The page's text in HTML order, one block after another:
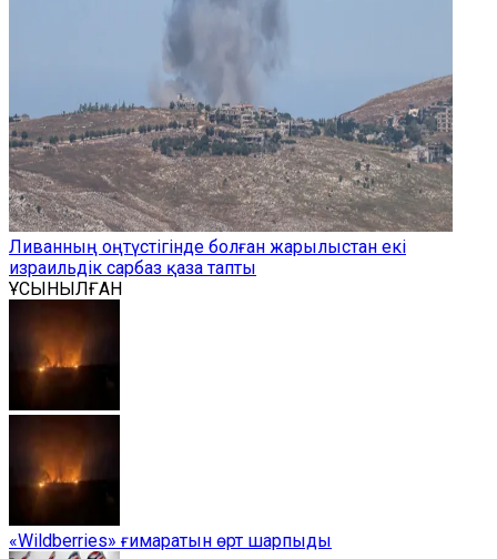
Ливанның оңтүстігінде болған жарылыстан екі
израильдік сарбаз қаза тапты
ҰСЫНЫЛҒАН
«Wildberries» ғимаратын өрт шарпыды